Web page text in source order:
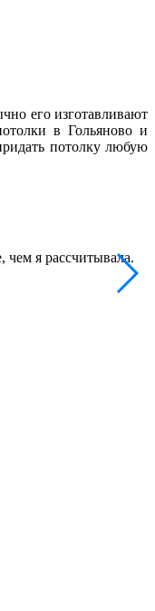
его изготавливают
в Гольяново и
потолку любую
я рассчитывала.